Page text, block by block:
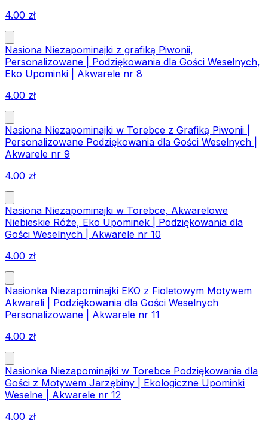
4.00 zł
Nasiona Niezapominajki z grafiką Piwonii,
Personalizowane | Podziękowania dla Gości Weselnych,
Eko Upominki | Akwarele nr 8
4.00 zł
Nasiona Niezapominajki w Torebce z Grafiką Piwonii |
Personalizowane Podziękowania dla Gości Weselnych |
Akwarele nr 9
4.00 zł
Nasiona Niezapominajki w Torebce, Akwarelowe
Niebieskie Róże, Eko Upominek | Podziękowania dla
Gości Weselnych | Akwarele nr 10
4.00 zł
Nasionka Niezapominajki EKO z Fioletowym Motywem
Akwareli | Podziękowania dla Gości Weselnych
Personalizowane | Akwarele nr 11
4.00 zł
Nasionka Niezapominajki w Torebce Podziękowania dla
Gości z Motywem Jarzębiny | Ekologiczne Upominki
Weselne | Akwarele nr 12
4.00 zł